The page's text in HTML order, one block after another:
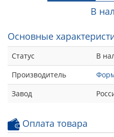
В
Основные
Статус
В
Производитель
Завод
Оплата товара